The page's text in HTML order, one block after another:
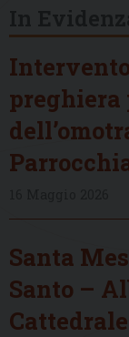
preghiera
Santa
Santo –